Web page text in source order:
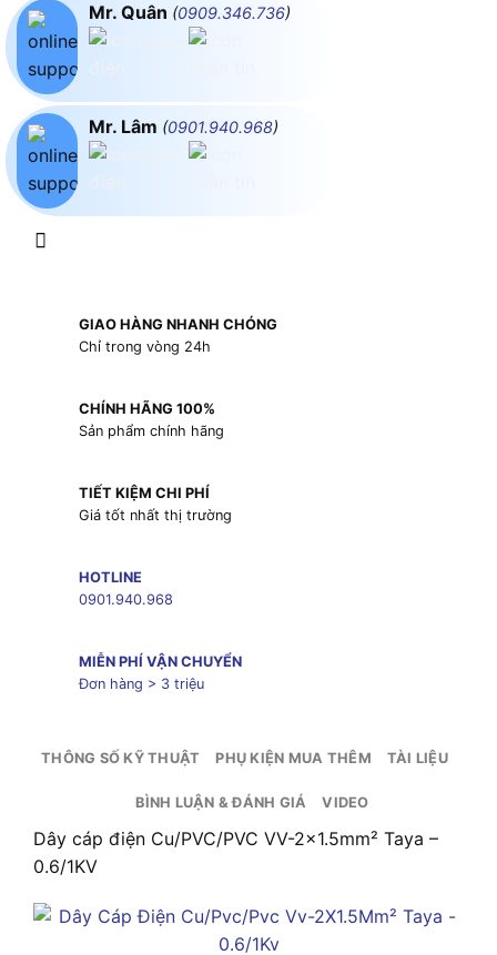
Mr. Quân (0909.346.736)
Mr. Lâm (0901.940.968)
GIAO HÀNG NHANH CHÓNG
Chỉ trong vòng 24h
CHÍNH HÃNG 100%
Sản phẩm chính hãng
TIẾT KIỆM CHI PHÍ
Giá tốt nhất thị trường
HOTLINE
0901.940.968
MIỄN PHÍ VẬN CHUYỂN
Đơn hàng > 3 triệu
THÔNG SỐ KỸ THUẬT PHỤ KIỆN MUA THÊM TÀI LIỆU
BÌNH LUẬN & ĐÁNH GIÁ VIDEO
Dây cáp điện Cu/PVC/PVC VV-2×1.5mm² Taya –
0.6/1KV